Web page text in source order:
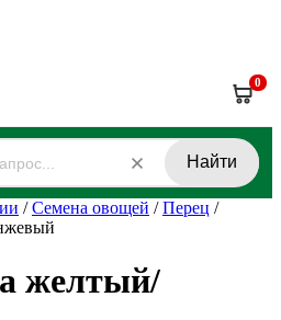
0
Найти
/Семена овощей /Перец /
желтый/